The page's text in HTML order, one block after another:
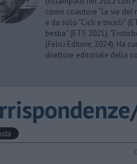
come coautore “Le vie del
e da solo “Cicli e tricicli”
bestia” (ETS 2021),
(Felici Editore, 2024). Ha
direttore editoriale della